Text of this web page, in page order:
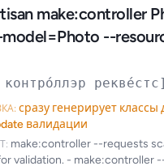
make:controller
--
рекве́стс]
сразу генерирует классы
валидации
make:controller --requests
validation. - make:controller